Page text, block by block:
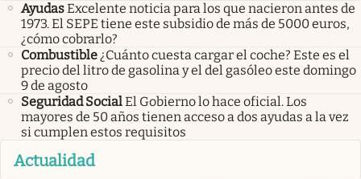
AyudasExcelente noticia para los que nacieron antes de
1973. El SEPE tiene este subsidio de más de 5000 euros,
¿cómo cobrarlo?
Combustible¿Cuánto cuesta cargar el coche? Este es el
precio del litro de gasolina y el del gasóleo este domingo
9 de agosto
Seguridad SocialEl Gobierno lo hace oficial. Los
mayores de 50 años tienen acceso a dos ayudas a la vez
si cumplen estos requisitos
Actualidad